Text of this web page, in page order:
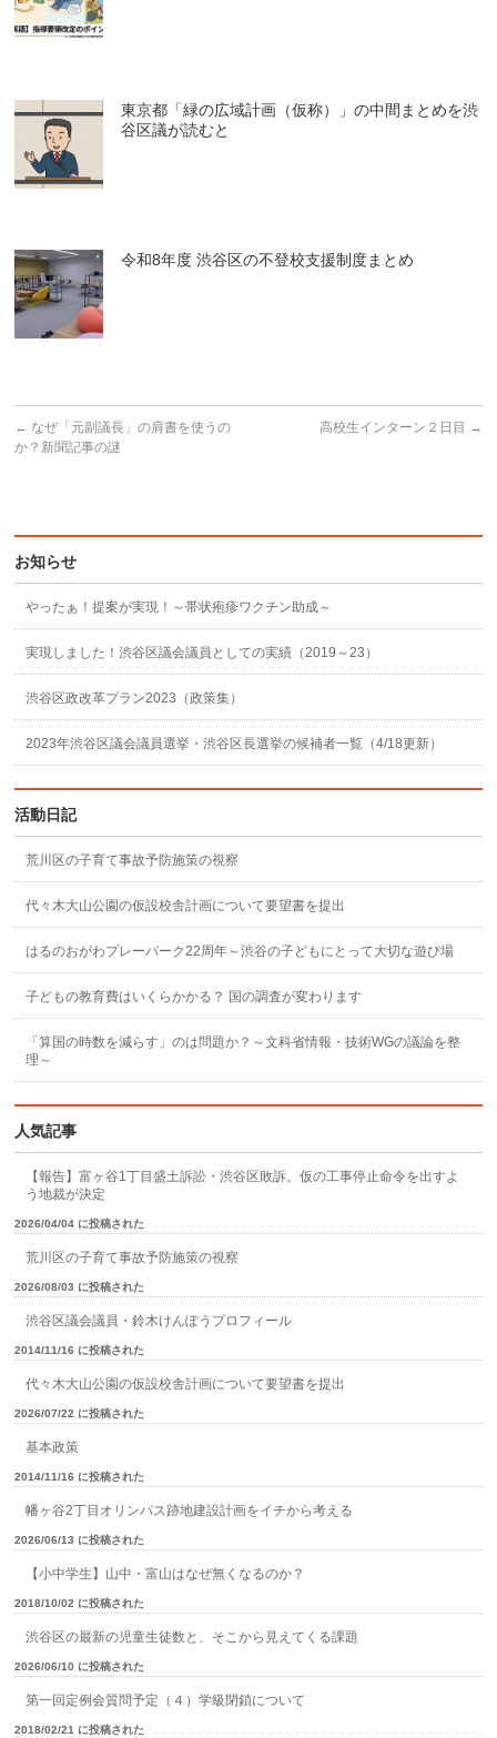
東京都「緑の広域計画（仮称）」の中間まとめを渋
谷区議が読むと
令和8年度 渋谷区の不登校支援制度まとめ
← なぜ「元副議長」の肩書を使うの
か？新聞記事の謎
高校生インターン２日目 →
お知らせ
やったぁ！提案が実現！～帯状疱疹ワクチン助成～
実現しました！渋谷区議会議員としての実績（2019～23）
渋谷区政改革プラン2023（政策集）
2023年渋谷区議会議員選挙・渋谷区長選挙の候補者一覧（4/18更新）
活動日記
荒川区の子育て事故予防施策の視察
代々木大山公園の仮設校舎計画について要望書を提出
はるのおがわプレーパーク22周年～渋谷の子どもにとって大切な遊び場
子どもの教育費はいくらかかる？ 国の調査が変わります
「算国の時数を減らす」のは問題か？～文科省情報・技術WGの議論を整
理～
人気記事
【報告】富ヶ谷1丁目盛土訴訟・渋谷区敗訴。仮の工事停止命令を出すよ
う地裁が決定
2026/04/04 に投稿された
荒川区の子育て事故予防施策の視察
2026/08/03 に投稿された
渋谷区議会議員・鈴木けんぽうプロフィール
2014/11/16 に投稿された
代々木大山公園の仮設校舎計画について要望書を提出
2026/07/22 に投稿された
基本政策
2014/11/16 に投稿された
幡ヶ谷2丁目オリンパス跡地建設計画をイチから考える
2026/06/13 に投稿された
【小中学生】山中・富山はなぜ無くなるのか？
2018/10/02 に投稿された
渋谷区の最新の児童生徒数と、そこから見えてくる課題
2026/06/10 に投稿された
第一回定例会質問予定（４）学級閉鎖について
2018/02/21 に投稿された